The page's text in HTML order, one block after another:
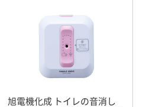
旭電機化成 トイレの音消し